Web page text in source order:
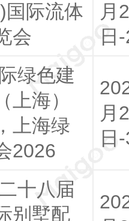
国际流体
会
月
日
绿色建
上海）
上海绿
2026
月
日
十八届
别墅配